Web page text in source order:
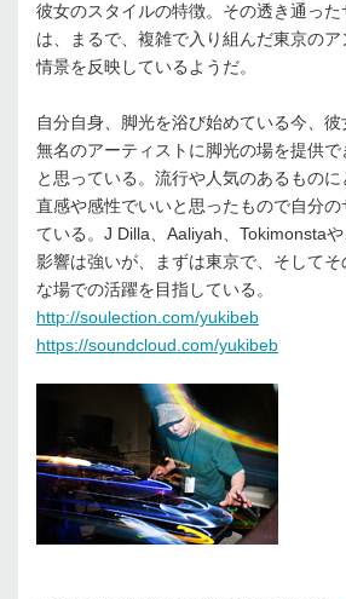
彼女のスタイルの特徴。その透き通っ
は、まるで、複雑で入り組んだ東京の
情景を反映しているようだ。
自分自身、脚光を浴び始めている今、
無名のアーティストに脚光の場を提供
と思っている。流行や人気のあるもの
直感や感性でいいと思ったもので自分の
ている。J Dilla、Aaliyah、Tokimonsta
影響は強いが、まずは東京で、そしてそ
な場での活躍を目指している。
http://soulection.com/yukibeb
https://soundcloud.com/yukibeb